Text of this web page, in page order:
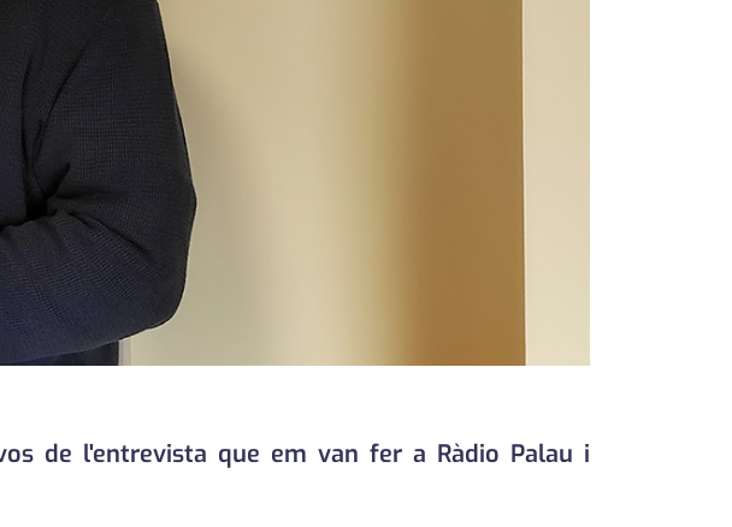
de l'entrevista que em van fer a Ràdio Palau i